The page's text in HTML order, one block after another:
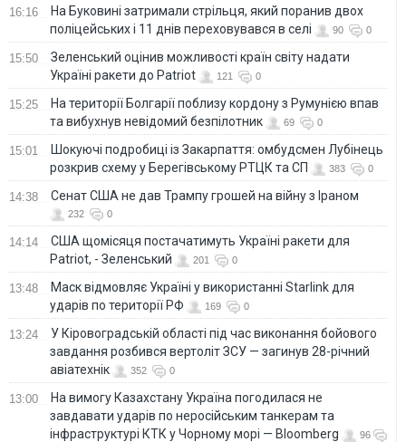
16:16
На Буковині затримали стрільця, який поранив двох
поліцейських і 11 днів переховувався в селі
90 0
15:50
Зеленський оцінив можливості країн світу надати
Україні ракети до Patriot
121 0
15:25
На території Болгарії поблизу кордону з Румунією впав
та вибухнув невідомий безпілотник
69 0
15:01
Шокуючі подробиці із Закарпаття: омбудсмен Лубінець
розкрив схему у Берегівському РТЦК та СП
383 0
14:38 Сенат США не дав Трампу грошей на війну з Іраном
232 0
14:14
США щомісяця постачатимуть Україні ракети для
Patriot, - Зеленський
201 0
13:48
Маск відмовляє Україні у використанні Starlink для
ударів по території РФ
169 0
13:24
У Кіровоградській області під час виконання бойового
завдання розбився вертоліт ЗСУ — загинув 28-річний
авіатехнік
352 0
13:00
На вимогу Казахстану Україна погодилася не
завдавати ударів по неросійським танкерам та
інфраструктурі КТК у Чорному морі — Bloomberg
96